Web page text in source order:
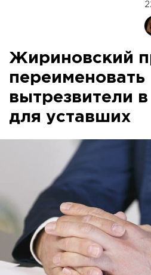
Жириновский
переименовать
вытрезвители
для уставших